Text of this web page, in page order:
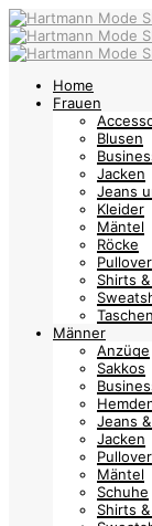
Home
Frauen
Blusen
Jacken
Jeans
Kleider
Mäntel
Röcke
Pullover
Shirts
Taschen
Männer
Anzüge
Sakkos
Jeans
Jacken
Pullover
Mäntel
Schuhe
Shirts